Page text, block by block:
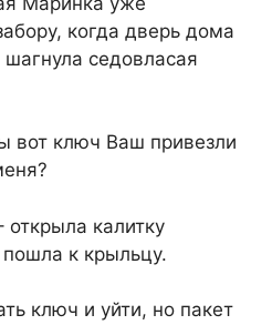
когда дверь дома
шагнула седовласая
вот ключ Ваш привезли
калитку
к крыльцу.
ключ и уйти, но пакет